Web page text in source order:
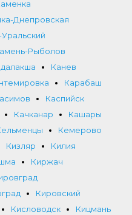
Днепровская
Рыболов
Канев
Карабаш
Каспийск
Качканар
Кашары
Кемерово
Кизляр
Килия
Киржач
Кировский
Кисловодск
Кицмань